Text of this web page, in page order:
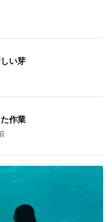
たTシャツ
手巻き寿司
供養